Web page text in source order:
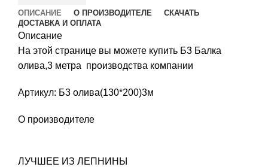
ОПИСАНИЕ О ПРОИЗВОДИТЕЛЕ
СКАЧАТЬ
ДОСТАВКА И ОПЛАТА
Описание
На этой странице вы можете купить Б3 Балка
олива,3 метра производства компании
Артикул: Б3 олива(130*200)3м
О производителе
ЛУЧШЕЕ ИЗ ЛЕПНИНЫ